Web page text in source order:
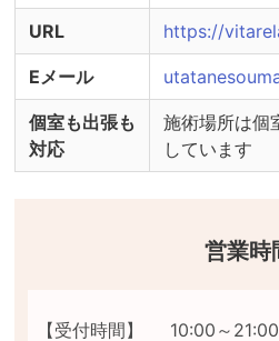
URL https://
Eメール
個室も出張も
対応
施術場所は個
しています
営業時
【受付時間】	10:00～21:00